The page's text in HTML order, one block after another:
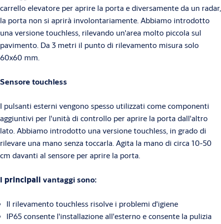
carrello elevatore per aprire la porta e diversamente da un radar,
la porta non si aprirà involontariamente. Abbiamo introdotto
una versione touchless, rilevando un'area molto piccola sul
pavimento. Da 3 metri il punto di rilevamento misura solo
60x60 mm.
Sensore touchless
I pulsanti esterni vengono spesso utilizzati come componenti
aggiuntivi per l'unità di controllo per aprire la porta dall'altro
lato. Abbiamo introdotto una versione touchless, in grado di
rilevare una mano senza toccarla. Agita la mano di circa 10-50
cm davanti al sensore per aprire la porta.
I principali vantaggi sono:
Il rilevamento touchless risolve i problemi d'igiene
IP65 consente l'installazione all'esterno e consente la pulizia